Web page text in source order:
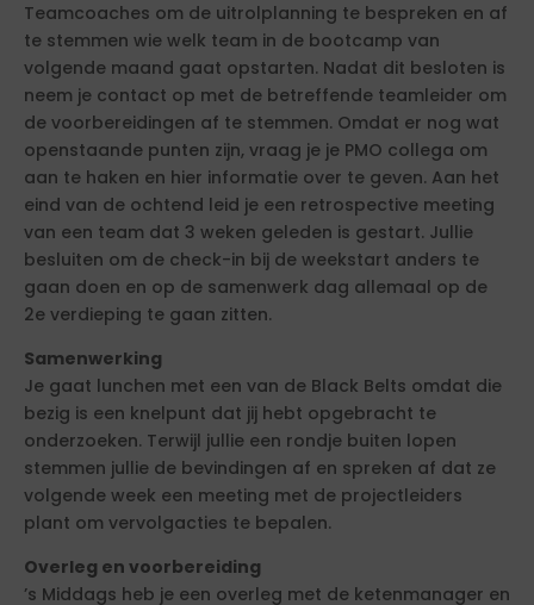
Teamcoaches om de uitrolplanning te bespreken en af
te stemmen wie welk team in de bootcamp van
volgende maand gaat opstarten. Nadat dit besloten is
neem je contact op met de betreffende teamleider om
de voorbereidingen af te stemmen. Omdat er nog wat
openstaande punten zijn, vraag je je PMO collega om
aan te haken en hier informatie over te geven. Aan het
eind van de ochtend leid je een retrospective meeting
van een team dat 3 weken geleden is gestart. Jullie
besluiten om de check-in bij de weekstart anders te
gaan doen en op de samenwerk dag allemaal op de
2e verdieping te gaan zitten.
Samenwerking
Je gaat lunchen met een van de Black Belts omdat die
bezig is een knelpunt dat jij hebt opgebracht te
onderzoeken. Terwijl jullie een rondje buiten lopen
stemmen jullie de bevindingen af en spreken af dat ze
volgende week een meeting met de projectleiders
plant om vervolgacties te bepalen.
Overleg en voorbereiding
’s Middags heb je een overleg met de ketenmanager en